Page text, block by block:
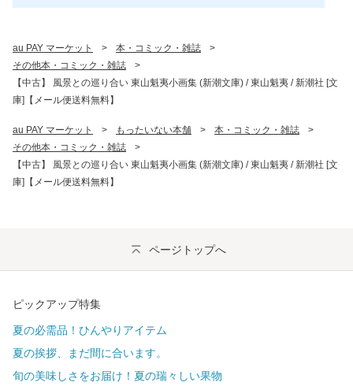
au PAY マーケット > 本・コミック・雑誌
>
その他本・コミック・雑誌
>
【中古】 風景との巡り合い 東山魁夷小画集 (新潮文庫) / 東山魁夷 / 新潮社 [文
庫]【メール便送料無料】
au PAY マーケット > もったいない本舗 > 本・コミック・雑誌
>
その他本・コミック・雑誌
>
【中古】 風景との巡り合い 東山魁夷小画集 (新潮文庫) / 東山魁夷 / 新潮社 [文
庫]【メール便送料無料】
ページトップへ
ピックアップ特集
夏の必需品！ひんやりアイテム
夏の挨拶、まだ間に合います。
旬の美味しさをお届け！夏の瑞々しい果物